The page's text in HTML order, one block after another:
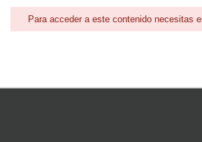
Para acceder a este contenido necesitas